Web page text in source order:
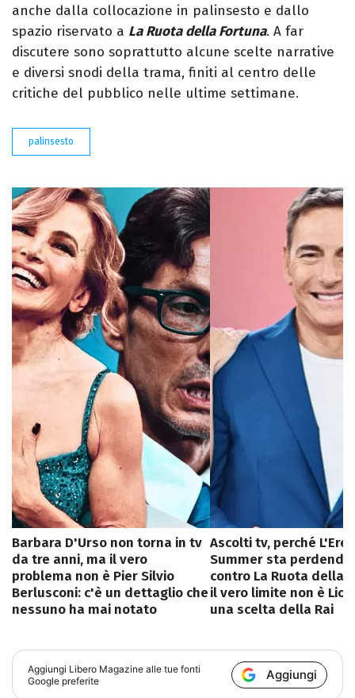
anche dalla collocazione in palinsesto e dallo
spazio riservato a La Ruota della Fortuna. A far
discutere sono soprattutto alcune scelte narrative
e diversi snodi della trama, finiti al centro delle
critiche del pubblico nelle ultime settimane.
palinsesto
Barbara D'Urso non torna in tv
da tre anni, ma il vero
problema non è Pier Silvio
Berlusconi: c'è un dettaglio che
nessuno ha mai notato
Ascolti tv, perché
Summer sta
contro La Ruota della
il vero limite non è
una scelta della Rai
Aggiungi Libero Magazine alle tue fonti
Google preferite
Aggiungi